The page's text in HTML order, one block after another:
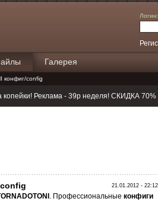
Логин:
Галерея
Поиск
конфиг/config
копейки! Реклама - 39р неделя! СКИДКА
config 21.01.2012 - 22:12
. Профессиональные конфиги